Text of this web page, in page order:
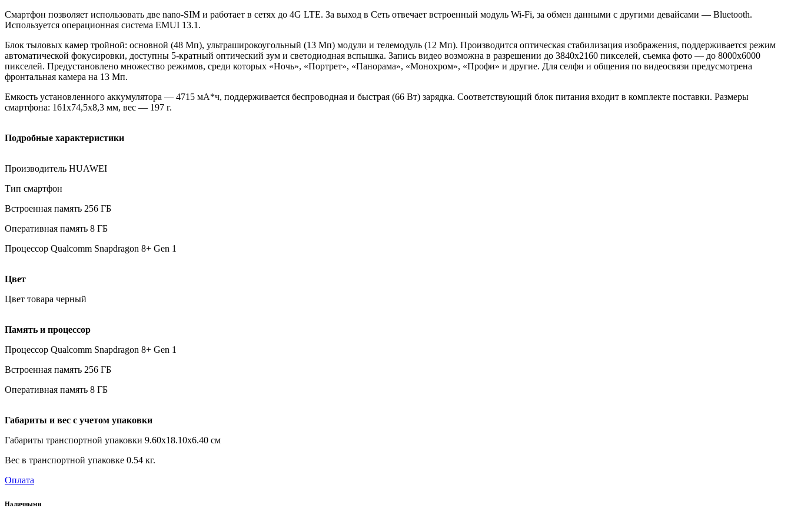
Смартфон позволяет использовать две nano-SIM и работает в сетях до 4G LTE. За выход в Сеть отвечает встроенный модуль Wi-Fi, за обмен данными с другими девайсами — Bluetooth.
Используется операционная система EMUI 13.1.
Блок тыловых камер тройной: основной (48 Мп), ультраширокоугольный (13 Мп) модули и телемодуль (12 Мп). Производится оптическая стабилизация изображения, поддерживается режим
автоматической фокусировки, доступны 5-кратный оптический зум и светодиодная вспышка. Запись видео возможна в разрешении до 3840х2160 пикселей, съемка фото — до 8000х6000
пикселей. Предустановлено множество режимов, среди которых «Ночь», «Портрет», «Панорама», «Монохром», «Профи» и другие. Для селфи и общения по видеосвязи предусмотрена
фронтальная камера на 13 Мп.
Емкость установленного аккумулятора — 4715 мА*ч, поддерживается беспроводная и быстрая (66 Вт) зарядка. Соответствующий блок питания входит в комплекте поставки. Размеры
смартфона: 161х74,5х8,3 мм, вес — 197 г.
Подробные характеристики
Производитель HUAWEI
Тип смартфон
Встроенная память 256 ГБ
Оперативная память 8 ГБ
Процессор Qualcomm Snapdragon 8+ Gen 1
Цвет
Цвет товара черный
Память и процессор
Процессор Qualcomm Snapdragon 8+ Gen 1
Встроенная память 256 ГБ
Оперативная память 8 ГБ
Габариты и вес с учетом упаковки
Габариты транспортной упаковки 9.60х18.10х6.40 см
Вес в транспортной упаковке 0.54 кг.
Оплата
Наличными